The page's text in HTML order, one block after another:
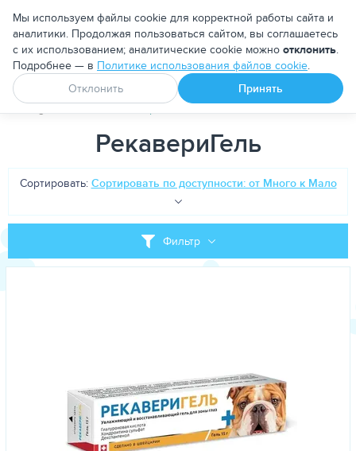
Москва
Апоквел Ветмедин От блох и клещей
PetDog Теги РекавериГель
РекавериГель
Фильтр
Сортировать: Сортировать по доступности: от Много к Мало
Мы используем файлы cookie для корректной работы сайта и
аналитики. Продолжая пользоваться сайтом, вы соглашаетесь
с их использованием; аналитические cookie можно отклонить.
Подробнее — в Политике использования файлов cookie.
Отклонить
Принять